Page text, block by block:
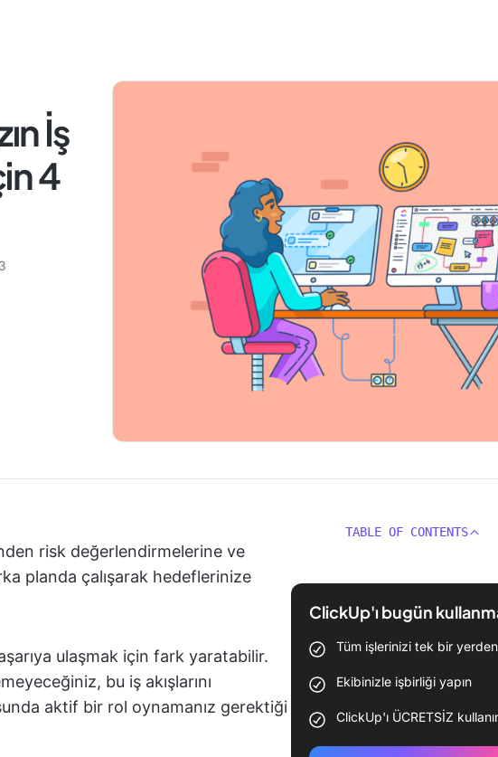
İş
4
risk değerlendirmelerine ve
planda çalışarak hedeflerinize
ulaşmak için fark yaratabilir.
bu iş akışlarını
aktif bir rol oynamanız gerektiği
TABLE OF CONTENTS
ClickUp'ı bugün
Tüm işlerinizi tek bir
Ekibinizle işbirliği yapın
ClickUp'ı ÜCRETSİZ